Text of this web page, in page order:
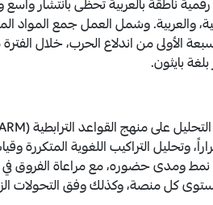
والعربية. وشمل العمل جمع المواد
بايثون.
وتحليل التراكيب اللغوية
ومدى حضوره، مع مراعاة الفروق في
كل منصة، وكذلك وفق التحولات